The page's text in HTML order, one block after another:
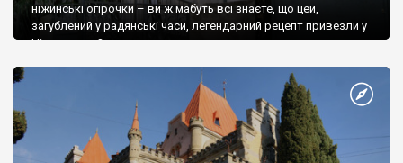
ніжинські огірочки – ви ж мабуть всі знаєте, що цей,
загублений у радянські часи, легендарний рецепт привезли у
Ніжин греки?